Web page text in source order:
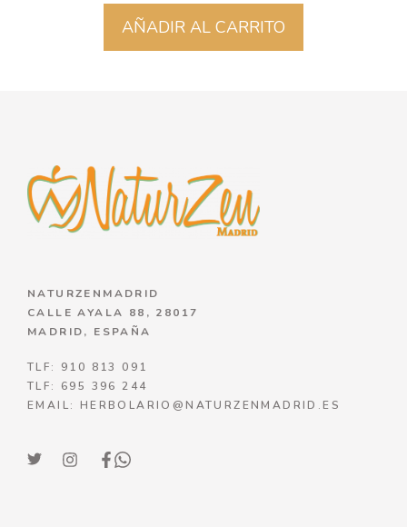
AÑADIR AL CARRITO
NATURZENMADRID
CALLE AYALA 88, 28017
MADRID, ESPAÑA
TLF: 910 813 091
TLF: 695 396 244
EMAIL: HERBOLARIO@NATURZENMADRID.ES